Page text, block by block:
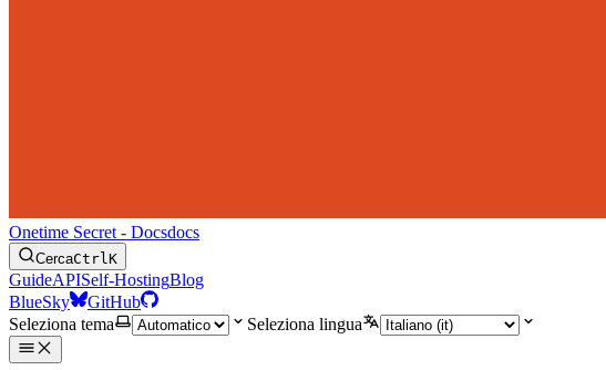
Onetime Secret - Docsdocs
CercaCtrlK
GuideAPISelf-HostingBlog
BlueSky
GitHub
Seleziona tema
Seleziona lingua